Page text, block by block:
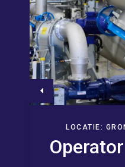
Previous
LOCATIE: